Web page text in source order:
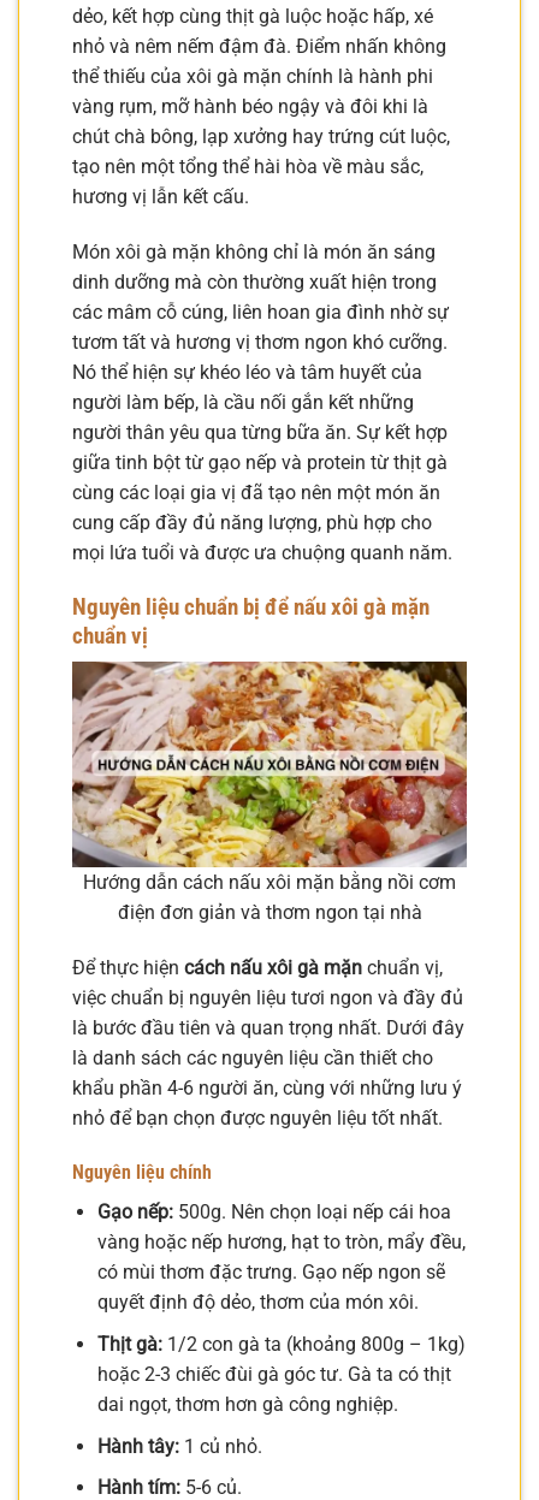
dẻo, kết hợp cùng thịt gà luộc hoặc hấp, xé
nhỏ và nêm nếm đậm đà. Điểm nhấn không
thể thiếu của xôi gà mặn chính là hành phi
vàng rụm, mỡ hành béo ngậy và đôi khi là
chút chà bông, lạp xưởng hay trứng cút luộc,
tạo nên một tổng thể hài hòa về màu sắc,
hương vị lẫn kết cấu.
Món xôi gà mặn không chỉ là món ăn sáng
dinh dưỡng mà còn thường xuất hiện trong
các mâm cỗ cúng, liên hoan gia đình nhờ sự
tươm tất và hương vị thơm ngon khó cưỡng.
Nó thể hiện sự khéo léo và tâm huyết của
người làm bếp, là cầu nối gắn kết những
người thân yêu qua từng bữa ăn. Sự kết hợp
giữa tinh bột từ gạo nếp và protein từ thịt gà
cùng các loại gia vị đã tạo nên một món ăn
cung cấp đầy đủ năng lượng, phù hợp cho
mọi lứa tuổi và được ưa chuộng quanh năm.
Nguyên liệu chuẩn bị để nấu xôi gà mặn
chuẩn vị
Hướng dẫn cách nấu xôi mặn bằng nồi cơm
điện đơn giản và thơm ngon tại nhà
Để thực hiện cách nấu xôi gà mặn chuẩn vị,
việc chuẩn bị nguyên liệu tươi ngon và đầy đủ
là bước đầu tiên và quan trọng nhất. Dưới đây
là danh sách các nguyên liệu cần thiết cho
khẩu phần 4-6 người ăn, cùng với những lưu ý
nhỏ để bạn chọn được nguyên liệu tốt nhất.
Nguyên liệu chính
Gạo nếp:500g. Nên chọn loại nếp cái hoa
vàng hoặc nếp hương, hạt to tròn, mẩy đều,
có mùi thơm đặc trưng. Gạo nếp ngon sẽ
quyết định độ dẻo, thơm của món xôi.
Thịt gà:1/2 con gà ta (khoảng 800g – 1kg)
hoặc 2-3 chiếc đùi gà góc tư. Gà ta có thịt
dai ngọt, thơm hơn gà công nghiệp.
Hành tây:1 củ nhỏ.
Hành tím:5-6 củ.